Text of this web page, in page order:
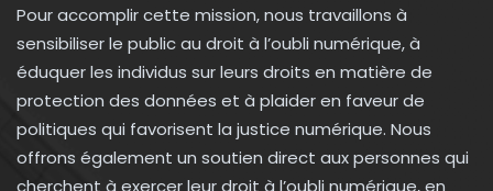
Pour accomplir cette mission, nous travaillons à
sensibiliser le public au droit à l’oubli numérique, à
éduquer les individus sur leurs droits en matière de
protection des données et à plaider en faveur de
politiques qui favorisent la justice numérique. Nous
offrons également un soutien direct aux personnes qui
cherchent à exercer leur droit à l’oubli numérique, en